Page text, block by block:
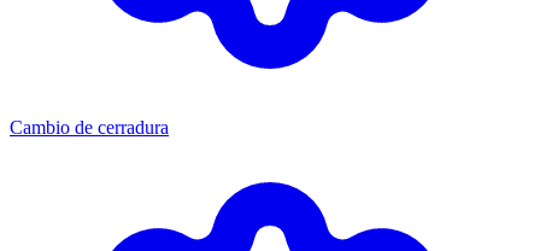
Cambio de cerradura